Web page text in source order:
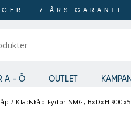
- 7 ÅRS
A - Ö OUTLET
/ Klädskåp Fydor SMG, BxDxH